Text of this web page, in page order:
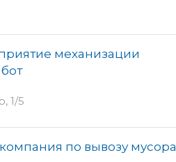
механизации
1/5
по вывозу мусора